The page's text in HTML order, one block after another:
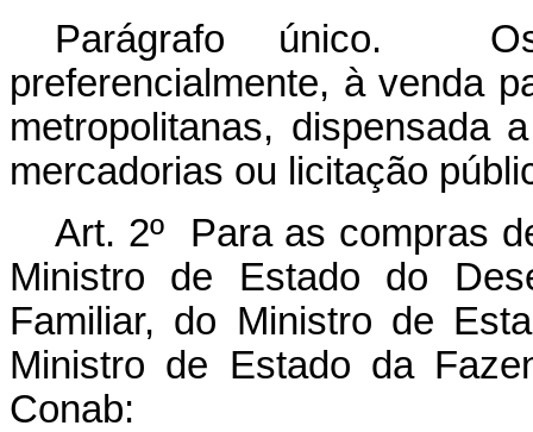
Parágrafo único. Os
preferencialmente, à venda
metropolitanas, dispensada
mercadorias ou licitação
Art. 2º Para as compras
Ministro de Estado do
Familiar, do Ministro de
Ministro de Estado da
Conab: